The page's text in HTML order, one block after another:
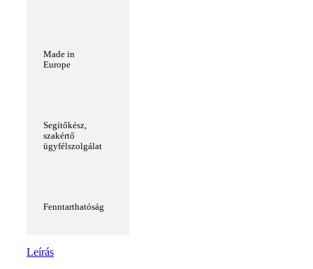
Made in
Europe
Segítőkész,
szakértő
ügyfélszolgálat
Fenntarthatóság
Leírás